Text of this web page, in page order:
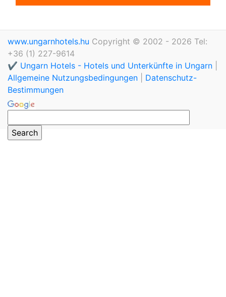
www.ungarnhotels.hu Copyright © 2002 - 2026 Tel:
+36 (1) 227-9614
✔️ Ungarn Hotels - Hotels und Unterkünfte in Ungarn
Allgemeine Nutzungsbedingungen
Datenschutz-
Bestimmungen